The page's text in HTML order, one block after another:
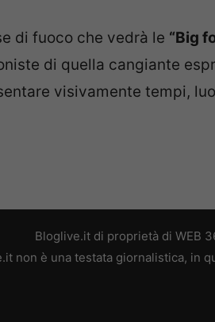
di fuoco che vedrà le “Big
di quella cangiante
visivamente tempi,
Bloglive.it di proprietà di WEB
non è una testata giornalistica, in